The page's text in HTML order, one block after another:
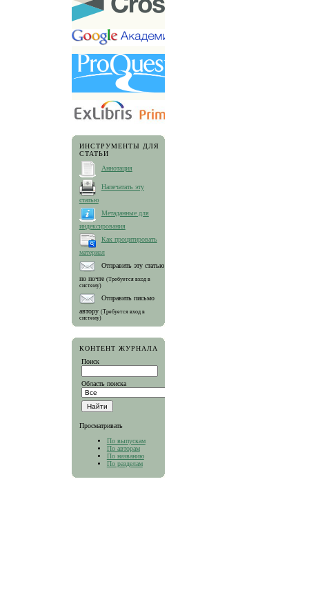
ИНСТРУМЕНТЫ ДЛЯ
СТАТЬИ
Аннотация
Напечатать эту
статью
Метаданные для
индексирования
Как процитировать
материал
Отправить эту статью
по почте (Требуется вход в
систему)
Отправить письмо
автору (Требуется вход в
систему)
КОНТЕНТ ЖУРНАЛА
Поиск
Область поиска
Просматривать
По выпускам
По авторам
По названию
По разделам